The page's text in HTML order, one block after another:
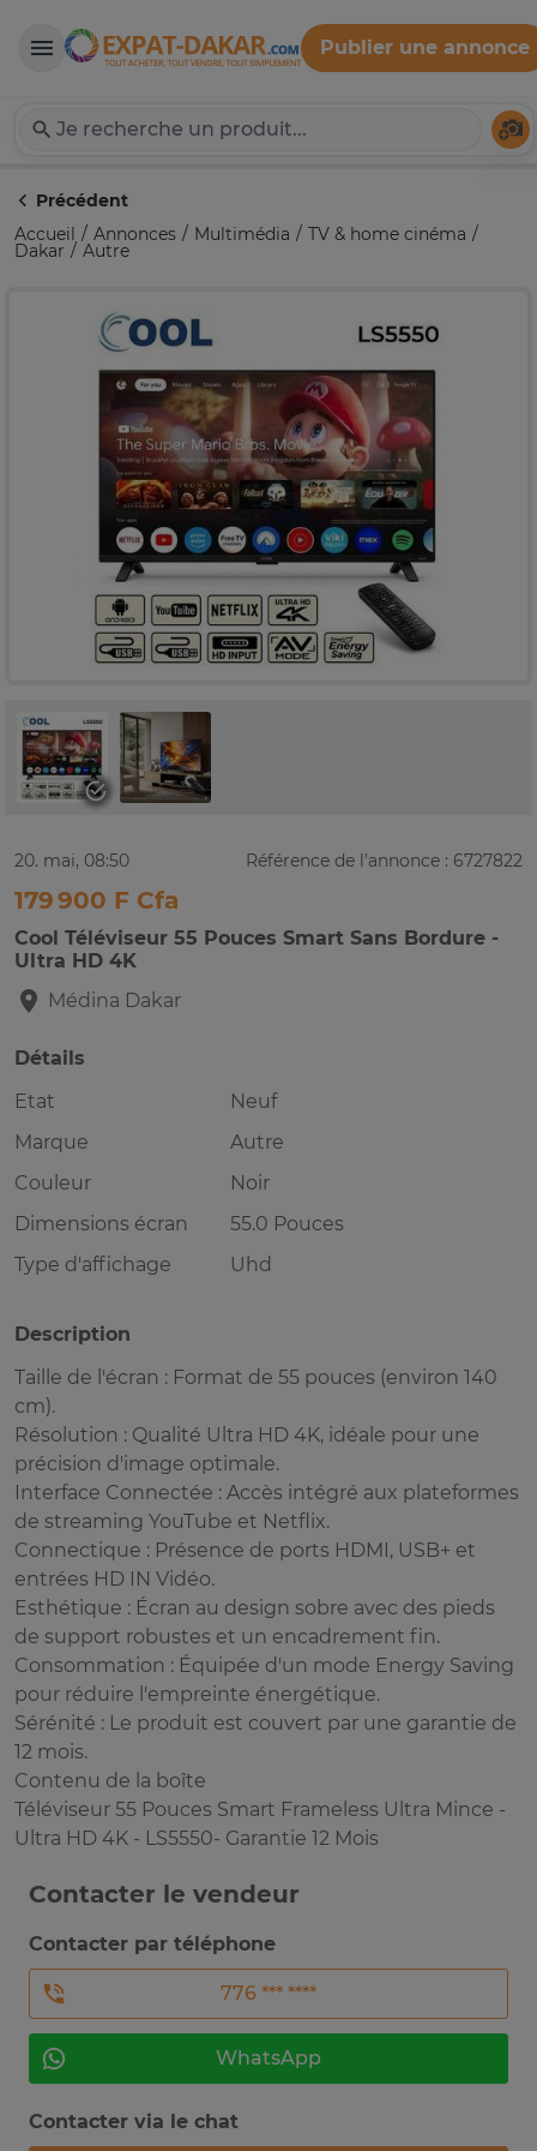
Expat-Dakar
Publier une annonce
Précédent
Accueil
Annonces Multimédia TV & home cinéma
Dakar Autre
20. mai, 08:50 Référence de l'annonce : 6727822
179 900 F Cfa
Cool Téléviseur 55 Pouces Smart Sans Bordure -
Ultra HD 4K
Médina Dakar
Détails
Etat
Neuf
Marque
Autre
Couleur
Noir
Dimensions écran
55.0 Pouces
Type d'affichage
Uhd
Description
Taille de l'écran : Format de 55 pouces (environ 140
cm).
Résolution : Qualité Ultra HD 4K, idéale pour une
précision d'image optimale.
Interface Connectée : Accès intégré aux plateformes
de streaming YouTube et Netflix.
Connectique : Présence de ports HDMI, USB+ et
entrées HD IN Vidéo.
Esthétique : Écran au design sobre avec des pieds
de support robustes et un encadrement fin.
Consommation : Équipée d'un mode Energy Saving
pour réduire l'empreinte énergétique.
Sérénité : Le produit est couvert par une garantie de
12 mois.
Contenu de la boîte
Téléviseur 55 Pouces Smart Frameless Ultra Mince -
Ultra HD 4K - LS5550- Garantie 12 Mois
Contacter le vendeur
Contacter par téléphone
776 *** ****
WhatsApp
Contacter via le chat